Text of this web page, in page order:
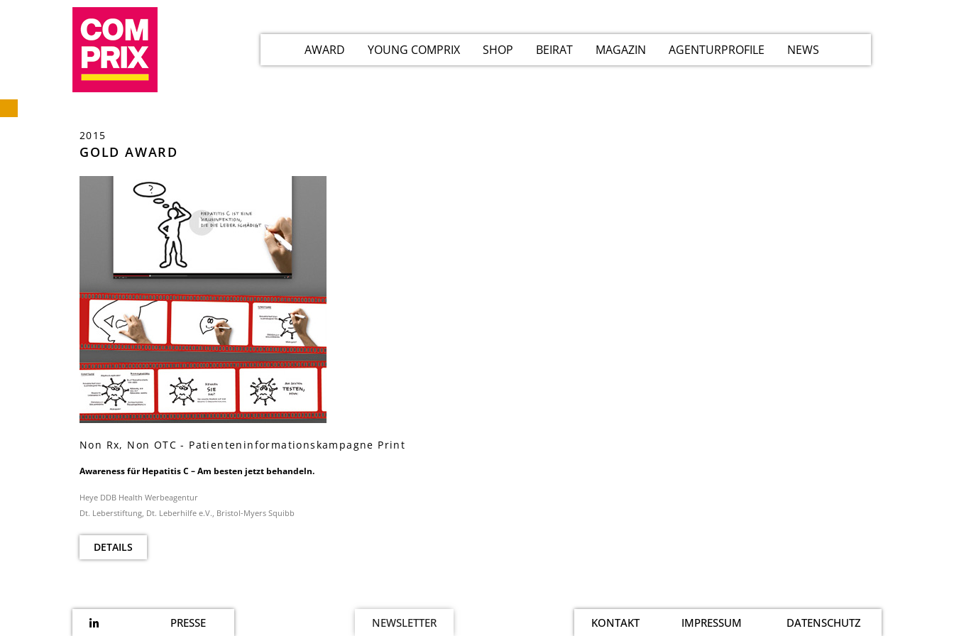
BEIRAT MAGAZIN
AWARD YOUNG COMPRIX SHOP AGENTURPROFILE NEWS
2015
GOLD AWARD
Non Rx, Non OTC - Patienteninformationskampagne Print
Awareness für Hepatitis C – Am besten jetzt behandeln.
Heye DDB Health Werbeagentur
Dt. Leberstiftung, Dt. Leberhilfe e.V., Bristol-Myers Squibb
DETAILS
PRESSE NEWSLETTER KONTAKT IMPRESSUM DATENSCHUTZ